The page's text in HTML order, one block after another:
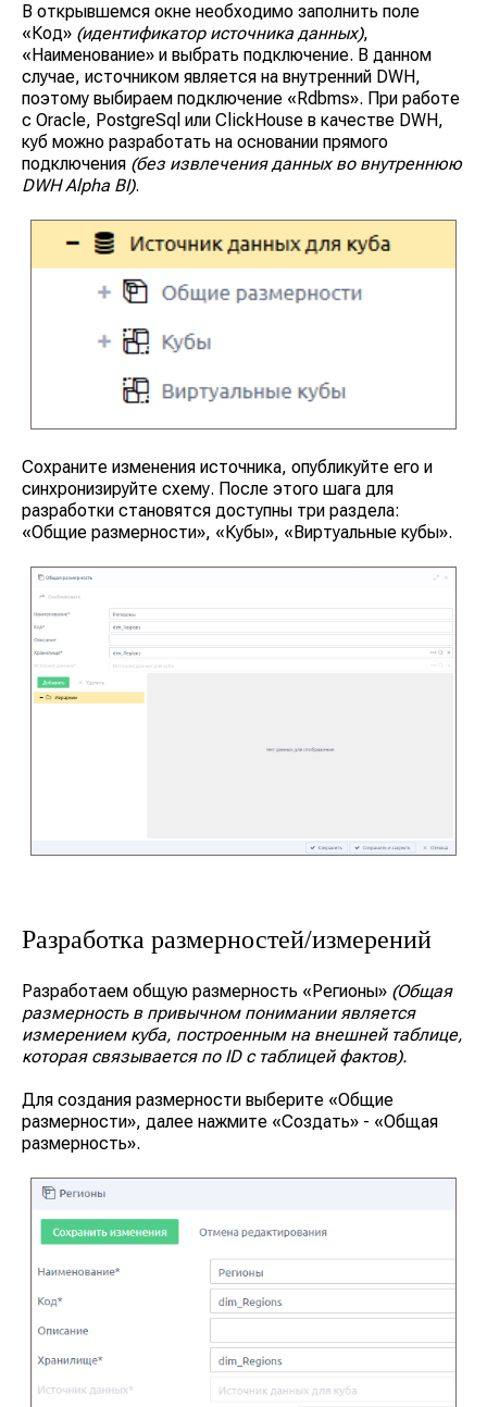
В открывшемся окне необходимо заполнить поле
«Код» (идентификатор источника данных),
«Наименование» и выбрать подключение. В данном
случае, источником является на внутренний DWH,
поэтому выбираем подключение «Rdbms». При работе
с Oracle, PostgreSql или ClickHouse в качестве DWH,
куб можно разработать на основании прямого
подключения (без извлечения данных во внутреннюю
DWH Alpha BI).
Сохраните изменения источника, опубликуйте его и
синхронизируйте схему. После этого шага для
разработки становятся доступны три раздела:
«Общие размерности», «Кубы», «Виртуальные кубы».
Разработка размерностей/измерений
Разработаем общую размерность «Регионы» (Общая
размерность в привычном понимании является
измерением куба, построенным на внешней таблице,
которая связывается по ID с таблицей фактов).
Для создания размерности выберите «Общие
размерности», далее нажмите «Создать» - «Общая
размерность».